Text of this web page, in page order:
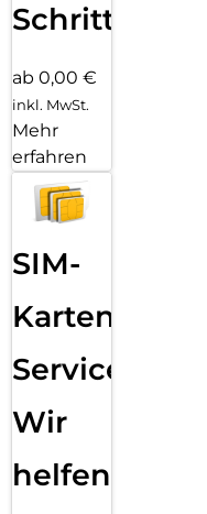
Schritten
ab 0,00 €
inkl. MwSt.
Mehr
erfahren
SIM-
Karten
Service:
Wir
helfen